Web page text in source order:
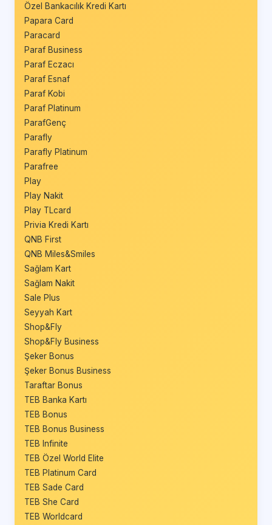
Özel Bankacılık Kredi Kartı
Papara Card
Paracard
Paraf Business
Paraf Eczacı
Paraf Esnaf
Paraf Kobi
Paraf Platinum
ParafGenç
Parafly
Parafly Platinum
Parafree
Play
Play Nakit
Play TLcard
Privia Kredi Kartı
QNB First
QNB Miles&Smiles
Sağlam Kart
Sağlam Nakit
Sale Plus
Seyyah Kart
Shop&Fly
Shop&Fly Business
Şeker Bonus
Şeker Bonus Business
Taraftar Bonus
TEB Banka Kartı
TEB Bonus
TEB Bonus Business
TEB Infinite
TEB Özel World Elite
TEB Platinum Card
TEB Sade Card
TEB She Card
TEB Worldcard